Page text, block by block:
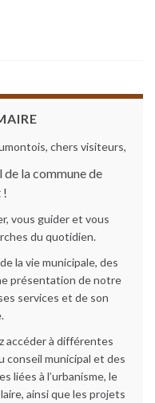
chers visiteurs,
la commune de
!
vous guider et vous
du quotidien.
la vie municipale, des
présentation de notre
services et de son
accéder à différentes
conseil municipal et des
liées à l’urbanisme, le
ainsi que les projets